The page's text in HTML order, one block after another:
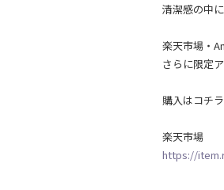
清潔感の中
楽天市場・
さらに限定
購入はコチ
楽天市場
https://